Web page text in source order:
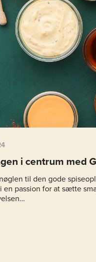
i centrum med
til den gode
en passion for at sætte